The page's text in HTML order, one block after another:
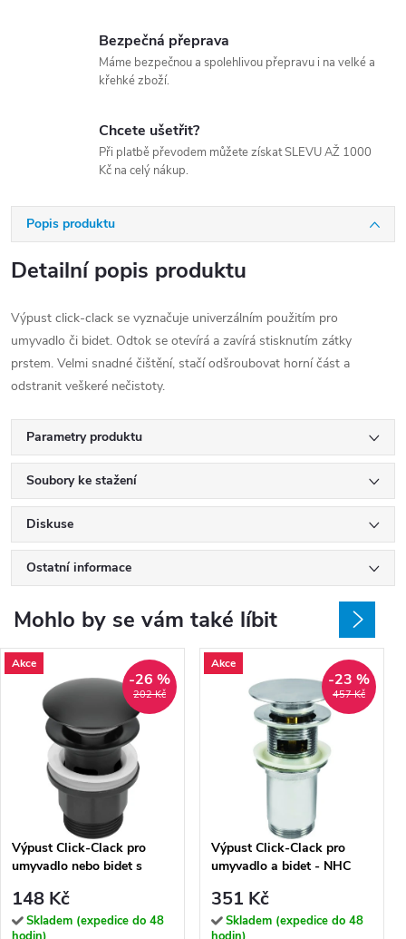
Bezpečná přeprava
Máme bezpečnou a spolehlivou přepravu i na velké a
křehké zboží.
Chcete ušetřit?
Při platbě převodem můžete získat SLEVU AŽ 1000
Kč na celý nákup.
Popis produktu
Detailní popis produktu
Výpust click-clack se vyznačuje univerzálním použitím pro
umyvadlo či bidet. Odtok se otevírá a zavírá stisknutím zátky
prstem. Velmi snadné čištění, stačí odšroubovat horní část a
odstranit veškeré nečistoty.
Parametry produktu
Soubory ke stažení
Diskuse
Ostatní informace
Mohlo by se vám také líbit
202 Kč
-26 %
Akce
Výpust Click-Clack pro
umyvadlo nebo bidet s
148 Kč
Skladem (expedice do 48
457 Kč
-23 %
Akce
Výpust Click-Clack pro
umyvadlo a bidet - NHC
351 Kč
Skladem (expedice do 48